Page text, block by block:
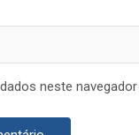
neste